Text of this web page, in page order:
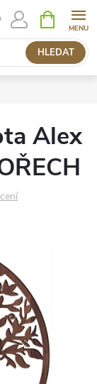
HLEDAT
NÁKUPNÍ
KOŠÍK
Alex